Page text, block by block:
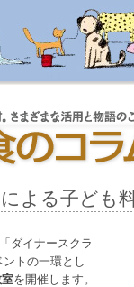
よる子ども
ダイナースクラ
トの一環とし
を開催します。